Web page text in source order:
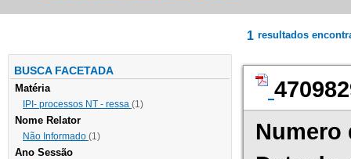
BUSCA FACETADA
Matéria
IPI- processos NT - ressa (1)
Nome Relator
Não Informado (1)
Ano Sessão
1 resultados
Numero